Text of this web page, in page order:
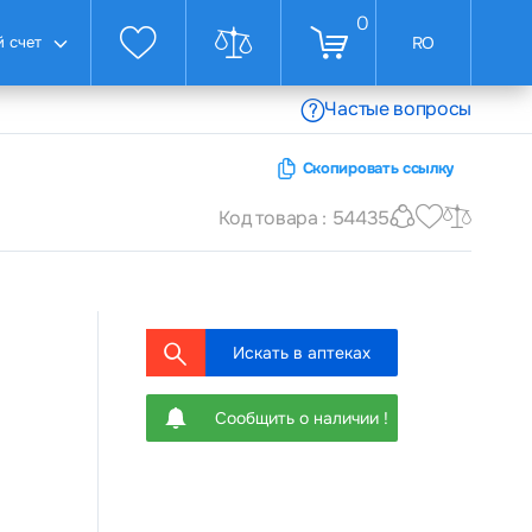
счет
0
RO
Частые вопросы
Скопировать ссылку
Код товара : 54435
Искать в аптеках
Сообщить о наличии !